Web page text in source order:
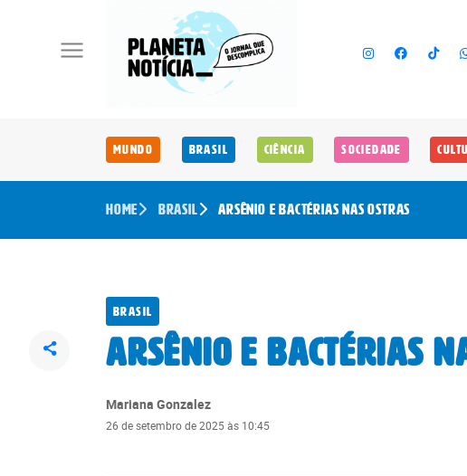
Mundo Brasil Ciência Sociedade
Home Brasil Arsênio e bactérias nas ostras
Brasil
Arsênio e bactérias
Mariana Gonzalez
26 de setembro de 2025 às 10:45